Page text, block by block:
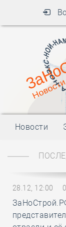
Новости
28.12, 12:00